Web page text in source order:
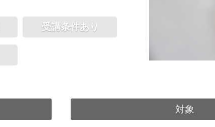
受講条件あり
対象